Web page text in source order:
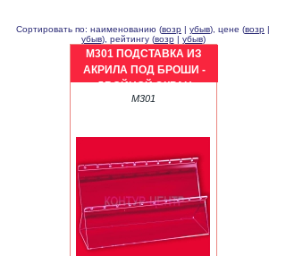
Сортировать по: наименованию (возр | убыв), цене (возр |
убыв), рейтингу (возр| убыв)
M301 ПОДСТАВКА ИЗ
АКРИЛА ПОД БРОШИ -
ДВОЙНОЙ ЭКРАН
M301